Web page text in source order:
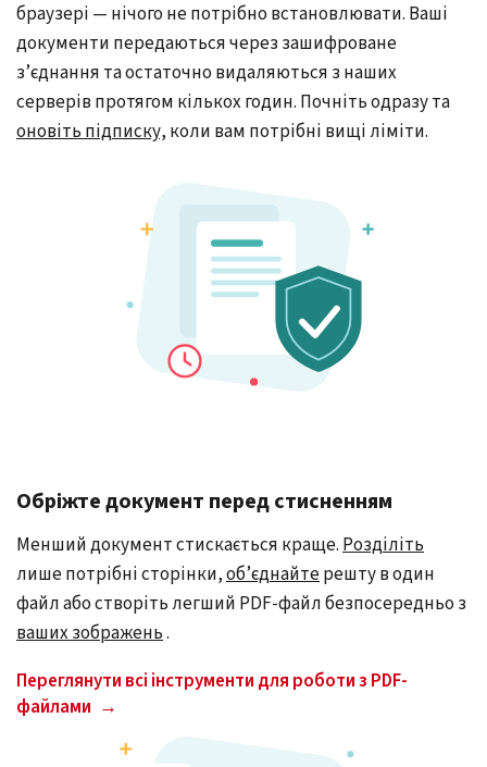
браузері — нічого не потрібно встановлювати. Ваші
документи передаються через зашифроване
з’єднання та остаточно видаляються з наших
серверів протягом кількох годин. Почніть одразу та
оновіть підписку, коли вам потрібні вищі ліміти.
Обріжте документ перед стисненням
Менший документ стискається краще.Розділіть
лише потрібні сторінки,об’єднайтерешту в один
файл або створіть легший PDF-файл безпосередньо з
ваших зображень.
Переглянути всі інструменти для роботи з PDF-
файлами